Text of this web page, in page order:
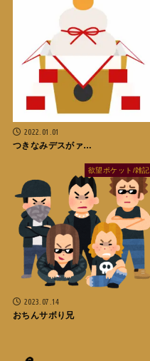
2022.01.01
つきなみデスがァ…
欲望ポケット/雑記
2023.07.14
おちんサボり兄